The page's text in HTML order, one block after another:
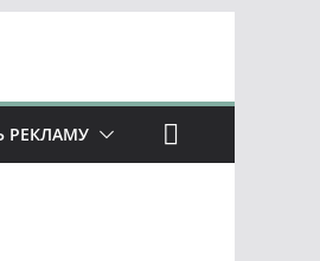
РЕКЛАМУ